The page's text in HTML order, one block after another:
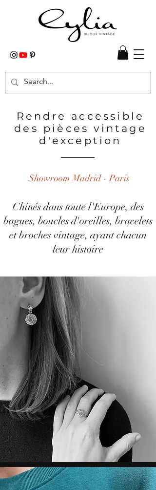
Rendre accessible
des pièces vintage
d'exception
Showroom Madrid - Paris
Chinés dans toute l'Europe, des
bagues, boucles d'oreilles, bracelets
et broches vintage, ayant chacun
leur histoire